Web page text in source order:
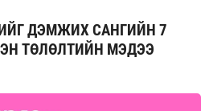
ДЭМЖИХ САНГИЙН 7
ТӨЛӨЛТИЙН МЭДЭЭ